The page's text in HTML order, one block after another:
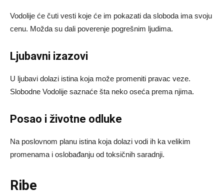
Vodolije će čuti vesti koje će im pokazati da sloboda ima svoju
cenu. Možda su dali poverenje pogrešnim ljudima.
Ljubavni izazovi
U ljubavi dolazi istina koja može promeniti pravac veze.
Slobodne Vodolije saznaće šta neko oseća prema njima.
Posao i životne odluke
Na poslovnom planu istina koja dolazi vodi ih ka velikim
promenama i oslobađanju od toksičnih saradnji.
Ribe